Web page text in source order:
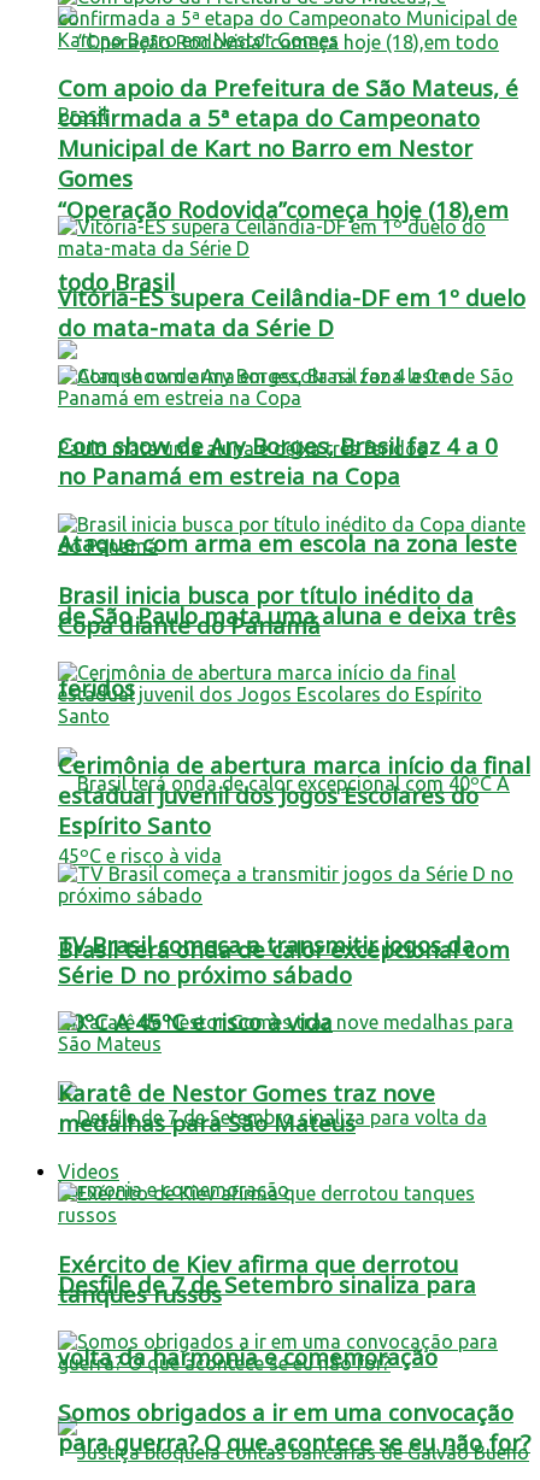
“Operação Rodovida”começa hoje (18),em
todo Brasil
Ataque com arma em escola na zona leste
de São Paulo mata uma aluna e deixa três
feridos
Brasil terá onda de calor excepcional com
40ºC A 45ºC e risco à vida
Desfile de 7 de Setembro sinaliza para
volta da harmonia e comemoração
Com apoio da Prefeitura de São Mateus, é
confirmada a 5ª etapa do Campeonato
Municipal de Kart no Barro em Nestor
Gomes
Vitória-ES supera Ceilândia-DF em 1º duelo
do mata-mata da Série D
Com show de Ary Borges, Brasil faz 4 a 0
no Panamá em estreia na Copa
Brasil inicia busca por título inédito da
Copa diante do Panamá
Cerimônia de abertura marca início da final
estadual juvenil dos Jogos Escolares do
Espírito Santo
TV Brasil começa a transmitir jogos da
Série D no próximo sábado
Karatê de Nestor Gomes traz nove
medalhas para São Mateus
Videos
Exército de Kiev afirma que derrotou
tanques russos
Somos obrigados a ir em uma convocação
para guerra? O que acontece se eu não for?